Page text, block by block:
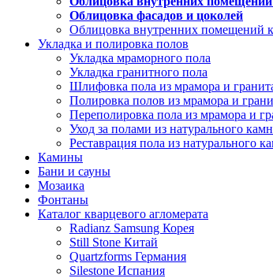
Облицовка фасадов и цоколей
Облицовка внутренних помещений
Укладка и полировка полов
Укладка мраморного пола
Укладка гранитного пола
Шлифовка пола из мрамора и
Полировка полов из мрамора и
Переполировка пола из мрамора и
Уход за полами из натурального
Реставрация пола из натурального
Камины
Бани и сауны
Мозаика
Фонтаны
Каталог кварцевого агломерата
Radianz Samsung Корея
Still Stone Китай
Quartzforms Германия
Silestone Испания